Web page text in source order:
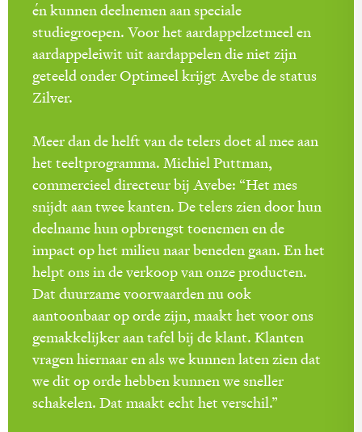
én kunnen deelnemen aan speciale
studiegroepen. Voor het aardappelzetmeel en
aardappeleiwit uit aardappelen die niet zijn
geteeld onder Optimeel krijgt Avebe de status
Zilver.
Meer dan de helft van de telers doet al mee aan
het teeltprogramma. Michiel Puttman,
commercieel directeur bij Avebe: “Het mes
snijdt aan twee kanten. De telers zien door hun
deelname hun opbrengst toenemen en de
impact op het milieu naar beneden gaan. En het
helpt ons in de verkoop van onze producten.
Dat duurzame voorwaarden nu ook
aantoonbaar op orde zijn, maakt het voor ons
gemakkelijker aan tafel bij de klant. Klanten
vragen hiernaar en als we kunnen laten zien dat
we dit op orde hebben kunnen we sneller
schakelen. Dat maakt echt het verschil.”